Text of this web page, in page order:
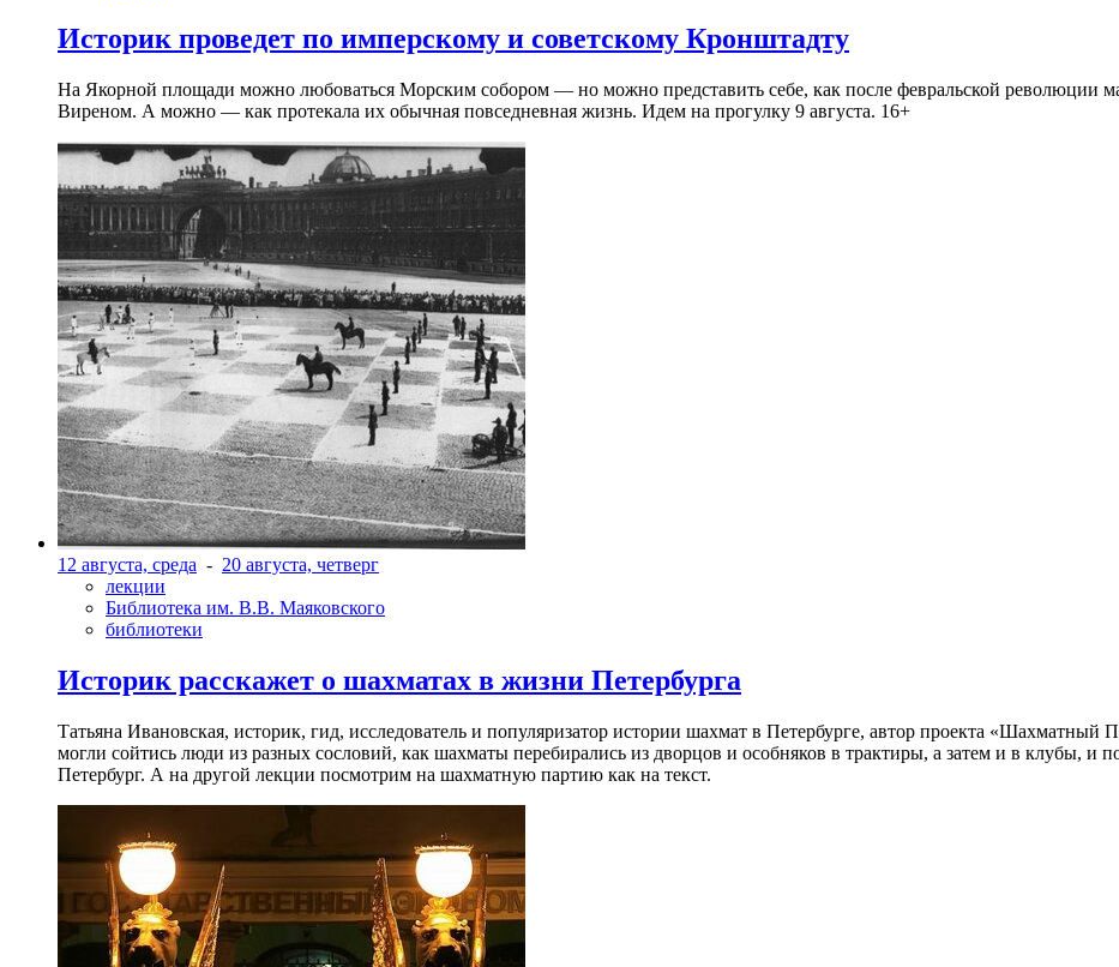
Историк проведет по имперскому и советскому Кронштадту
На Якорной площади можно любоваться Морским собором — но можно представить себе, как после февральской революции
Виреном. А можно — как протекала их обычная повседневная жизнь. Идем на прогулку 9 августа. 16+
12 августа, среда - 20 августа, четверг
лекции
Библиотека им. В.В. Маяковского
библиотеки
Историк расскажет о шахматах в жизни Петербурга
Татьяна Ивановская, историк, гид, исследователь и популяризатор истории шахмат в Петербурге, автор проекта «Шахматный
могли сойтись люди из разных сословий, как шахматы перебирались из дворцов и особняков в трактиры, а затем и в клубы, и
Петербург. А на другой лекции посмотрим на шахматную партию как на текст.